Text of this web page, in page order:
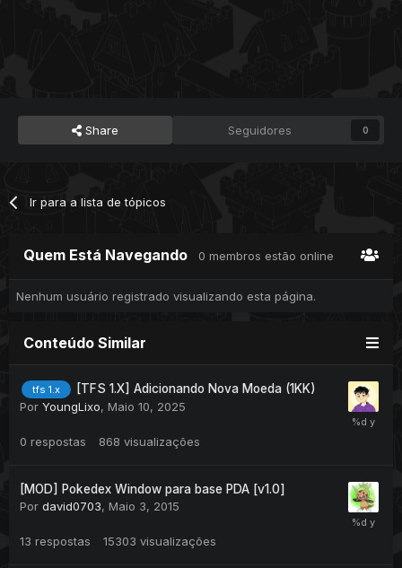
Share Seguidores 0
Ir para a lista de tópicos
Quem Está Navegando 0 membros estão online
Nenhum usuário registrado visualizando esta página.
Conteúdo Similar
tfs 1.x
[TFS 1.X] Adicionando Nova Moeda (1KK)
Por YoungLixo, Maio 10, 2025
0 respostas 868 visualizações
[MOD] Pokedex Window para base PDA [v1.0]
Por david0703, Maio 3, 2015
13 respostas 15303 visualizações